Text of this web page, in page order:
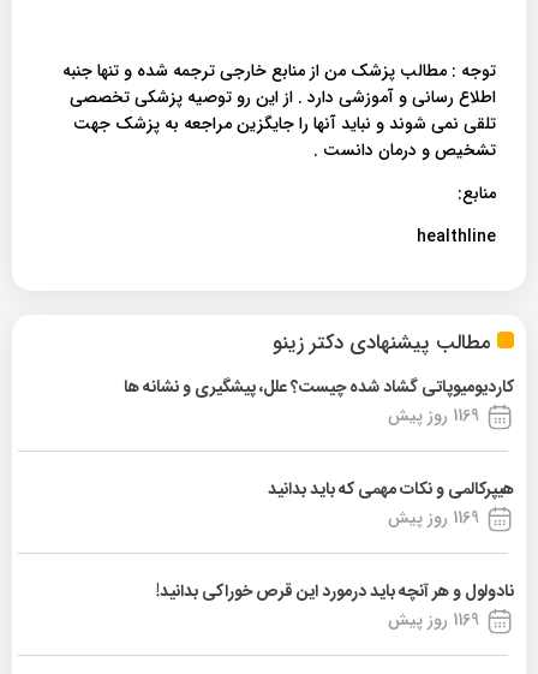
مطالب پیشنهادی دکتر زینو
کاردیومیوپاتی گشاد شده چیست؟ علل، پیشگیری و نشانه ها
1169 روز پیش
هیپرکالمی و نکات مهمی که باید بدانید
1169 روز پیش
نادولول و هر آنچه باید درمورد این قرص خوراکی بدانید!
1169 روز پیش
توجه : مطالب پزشک من از منابع خارجی ترجمه شده و تنها جنبه
اطلاع رسانی و آموزشی دارد . از این رو توصیه پزشکی تخصصی
تلقی نمی شوند و نباید آنها را جایگزین مراجعه به پزشک جهت
تشخیص و درمان دانست .
منابع:
healthline